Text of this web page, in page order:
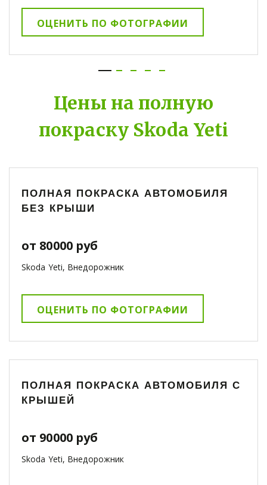
ОЦЕНИТЬ ПО ФОТОГРАФИИ
Цены на полную
покраску Skoda Yeti
ПОЛНАЯ ПОКРАСКА АВТОМОБИЛЯ
БЕЗ КРЫШИ
от 80000 руб
Skoda Yeti, Внедорожник
ОЦЕНИТЬ ПО ФОТОГРАФИИ
ПОЛНАЯ ПОКРАСКА АВТОМОБИЛЯ С
КРЫШЕЙ
от 90000 руб
Skoda Yeti, Внедорожник